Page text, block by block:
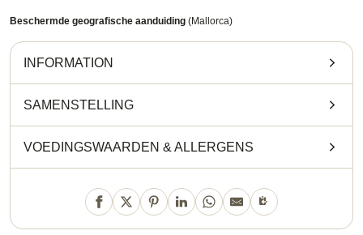
Beschermde geografische aanduiding (Mallorca)
INFORMATION
SAMENSTELLING
VOEDINGSWAARDEN & ALLERGENS